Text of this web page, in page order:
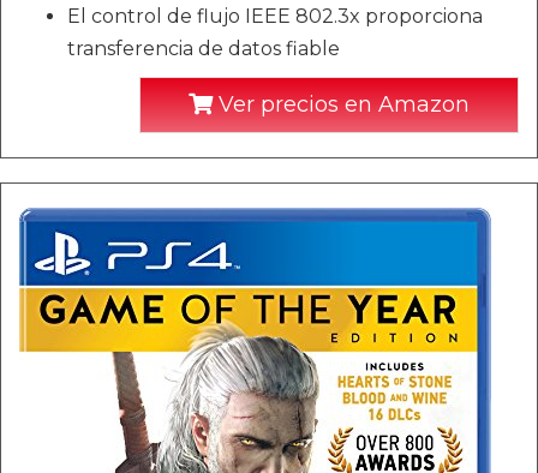
El control de flujo IEEE 802.3x proporciona
transferencia de datos fiable
Ver precios en Amazon